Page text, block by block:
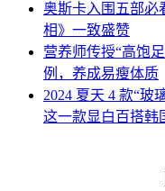
奥斯卡入围五部必
相》一致盛赞
营养师传授“高饱
例，养成易瘦体质
2024 夏天 4 款“
这一款显白百搭韩